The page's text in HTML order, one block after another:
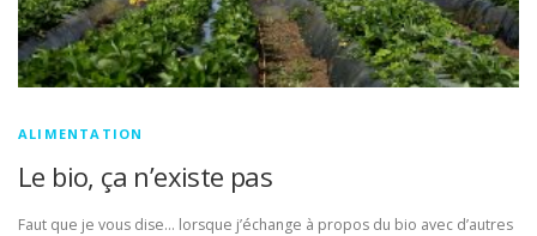
ALIMENTATION
Le bio, ça n’existe pas
Faut que je vous dise… lorsque j’échange à propos du bio avec d’autres